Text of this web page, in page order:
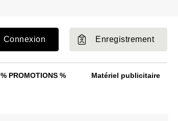
Connexion Enregistrement
% PROMOTIONS % Matériel publicitaire